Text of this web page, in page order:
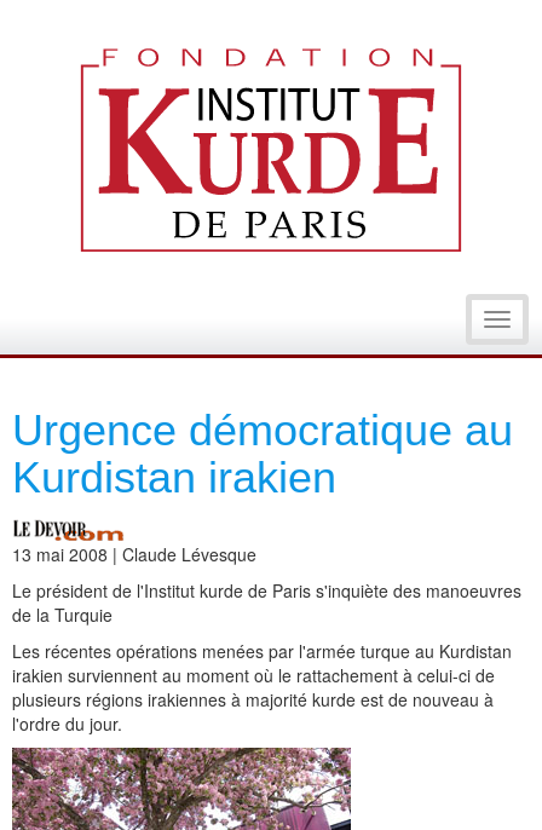
Urgence démocratique au
Kurdistan irakien
13 mai 2008 | Claude Lévesque
Le président de l'Institut kurde de Paris s'inquiète des manoeuvres
de la Turquie
Les récentes opérations menées par l'armée turque au Kurdistan
irakien surviennent au moment où le rattachement à celui-ci de
plusieurs régions irakiennes à majorité kurde est de nouveau à
l'ordre du jour.